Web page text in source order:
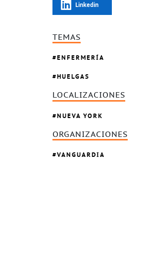
Linkedin
TEMAS
ENFERMERÍA
HUELGAS
LOCALIZACIONES
NUEVA YORK
ORGANIZACIONES
VANGUARDIA